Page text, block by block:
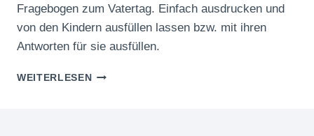
Fragebogen zum Vatertag. Einfach ausdrucken und
von den Kindern ausfüllen lassen bzw. mit ihren
Antworten für sie ausfüllen.
WEITERLESENMEIN